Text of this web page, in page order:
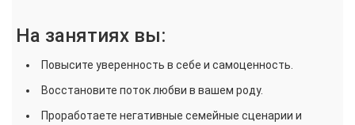
На занятиях вы:
Повысите уверенность в себе и самоценность.
Восстановите поток любви в вашем роду.
Проработаете негативные семейные сценарии и